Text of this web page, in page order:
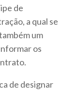
de
a qual se
um
os
de designar